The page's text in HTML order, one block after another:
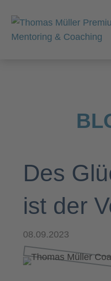
Des
ist der
08.09.2023